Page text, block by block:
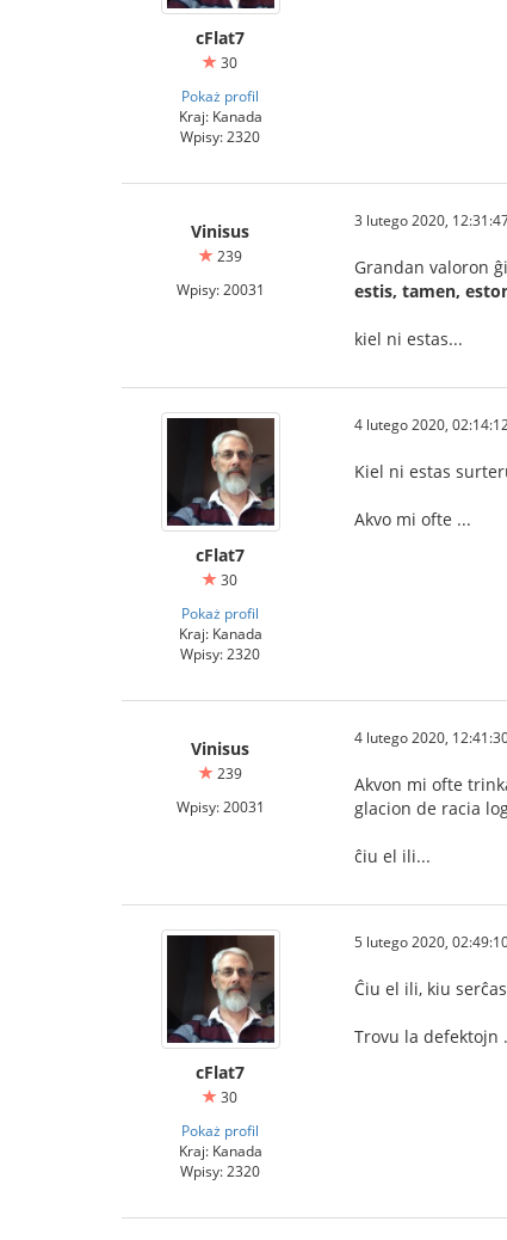
cFlat7
30
Pokaż profil
Kraj: Kanada
Wpisy: 2320
Vinisus
239
Wpisy: 20031
3 lutego 2020,
Grandan valoron
estis, tamen,
kiel ni estas...
cFlat7
30
Pokaż profil
Kraj: Kanada
Wpisy: 2320
4 lutego 2020, 02:14:12
Kiel ni estas
Akvo mi ofte ...
Vinisus
239
Wpisy: 20031
4 lutego 2020,
Akvon mi ofte
glacion de racia
ĉiu el ili...
cFlat7
30
Pokaż profil
Kraj: Kanada
Wpisy: 2320
5 lutego 2020,
Ĉiu el ili, kiu
Trovu la defektojn